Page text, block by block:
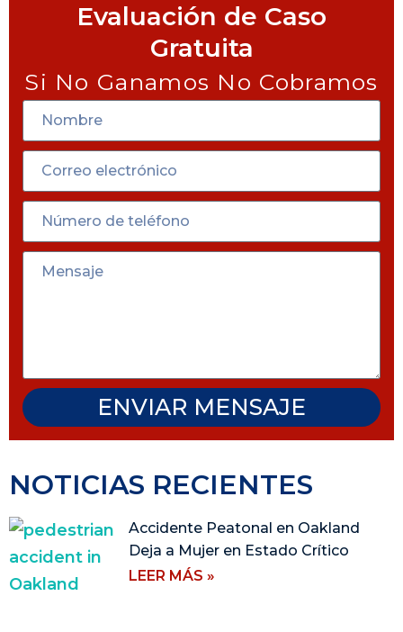
Evaluación de Caso
Gratuita
Si No Ganamos No Cobramos
ENVIAR MENSAJE
NOTICIAS RECIENTES
Accidente Peatonal en Oakland
Deja a Mujer en Estado Crítico
LEER MÁS »